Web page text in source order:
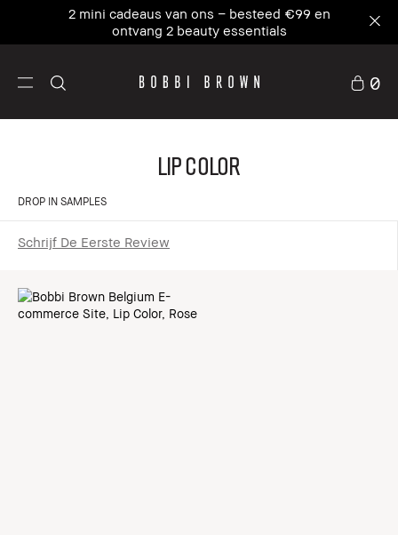
2 mini cadeaus van ons – besteed €99 en
ontvang 2 beauty essentials
0
Lip Color
DROP IN SAMPLES
Schrijf De Eerste Review